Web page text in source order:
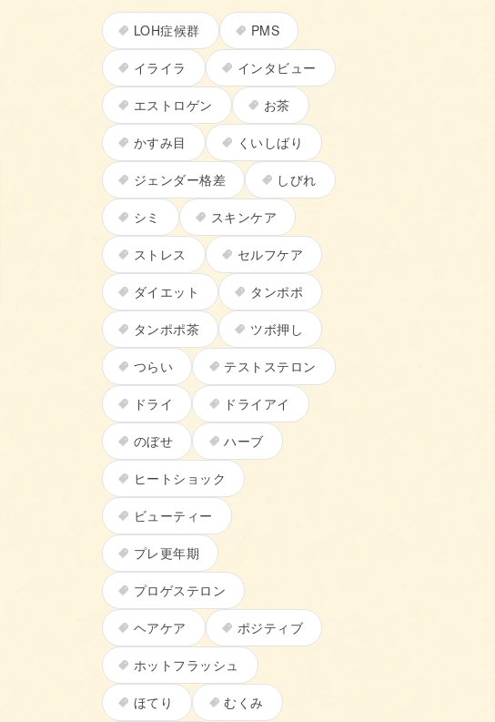
LOH症候群 PMS
イライラ インタビュー
エストロゲン お茶
かすみ目 くいしばり
ジェンダー格差 しびれ
シミ スキンケア
ストレス セルフケア
ダイエット タンポポ
タンポポ茶 ツボ押し
つらい テストステロン
ドライ ドライアイ
のぼせ ハーブ
ヒートショック
ビューティー
プレ更年期
プロゲステロン
ヘアケア ポジティブ
ホットフラッシュ
ほてり むくみ